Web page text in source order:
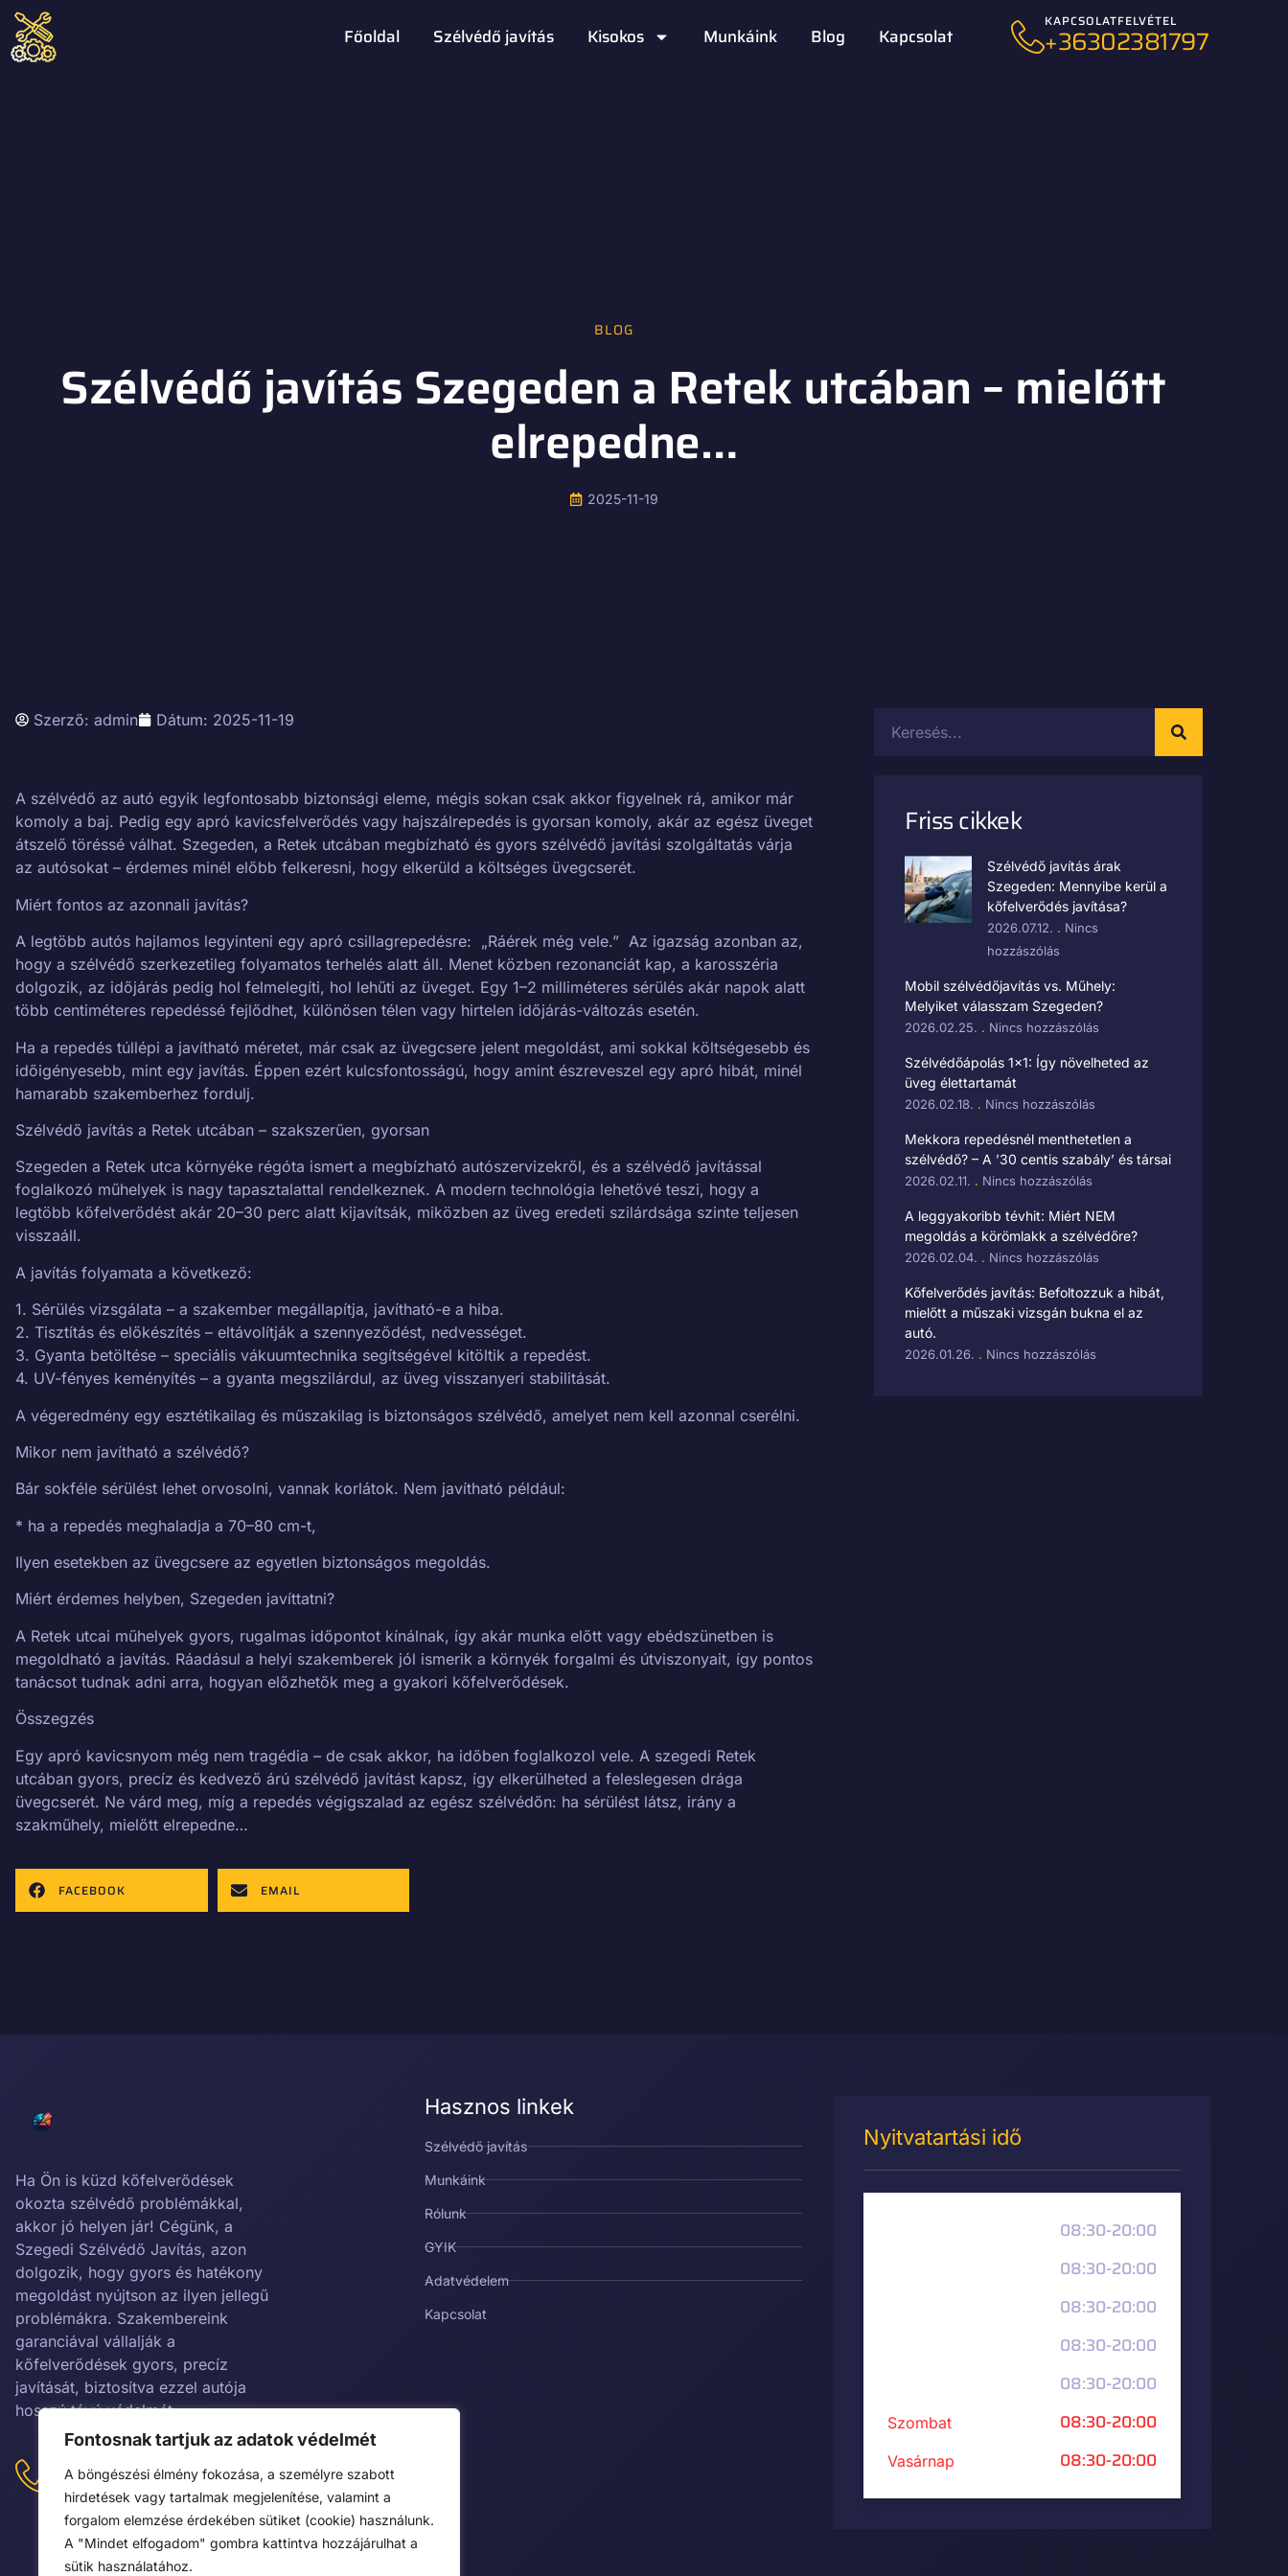
Fontosnak tartjuk az adatok védelmét
A böngészési élmény fokozása, a személyre szabott
hirdetések vagy tartalmak megjelenítése, valamint a
forgalom elemzése érdekében sütiket (cookie) használunk.
A "Mindet elfogadom" gombra kattintva hozzájárulhat a
sütik használatához.
Főoldal Szélvédő javítás Kisokos Munkáink Blog Kapcsolat
KAPCSOLATFELVÉTEL
+36302381797
BLOG
Szélvédő javítás Szegeden a Retek utcában – mielőtt
elrepedne…
2025-11-19
Szerző: admin Dátum: 2025-11-19
A szélvédő az autó egyik legfontosabb biztonsági eleme, mégis sokan csak akkor figyelnek rá, amikor már
komoly a baj. Pedig egy apró kavicsfelverődés vagy hajszálrepedés is gyorsan komoly, akár az egész üveget
átszelő töréssé válhat. Szegeden, a Retek utcában megbízható és gyors szélvédő javítási szolgáltatás várja
az autósokat – érdemes minél előbb felkeresni, hogy elkerüld a költséges üvegcserét.
Miért fontos az azonnali javítás?
A legtöbb autós hajlamos legyinteni egy apró csillagrepedésre: „Ráérek még vele.” Az igazság azonban az,
hogy a szélvédő szerkezetileg folyamatos terhelés alatt áll. Menet közben rezonanciát kap, a karosszéria
dolgozik, az időjárás pedig hol felmelegíti, hol lehűti az üveget. Egy 1–2 milliméteres sérülés akár napok alatt
több centiméteres repedéssé fejlődhet, különösen télen vagy hirtelen időjárás-változás esetén.
Ha a repedés túllépi a javítható méretet, már csak az üvegcsere jelent megoldást, ami sokkal költségesebb és
időigényesebb, mint egy javítás. Éppen ezért kulcsfontosságú, hogy amint észreveszel egy apró hibát, minél
hamarabb szakemberhez fordulj.
Szélvédő javítás a Retek utcában – szakszerűen, gyorsan
Szegeden a Retek utca környéke régóta ismert a megbízható autószervizekről, és a szélvédő javítással
foglalkozó műhelyek is nagy tapasztalattal rendelkeznek. A modern technológia lehetővé teszi, hogy a
legtöbb kőfelverődést akár 20–30 perc alatt kijavítsák, miközben az üveg eredeti szilárdsága szinte teljesen
visszaáll.
A javítás folyamata a következő:
1. Sérülés vizsgálata – a szakember megállapítja, javítható-e a hiba.
2. Tisztítás és előkészítés – eltávolítják a szennyeződést, nedvességet.
3. Gyanta betöltése – speciális vákuumtechnika segítségével kitöltik a repedést.
4. UV-fényes keményítés – a gyanta megszilárdul, az üveg visszanyeri stabilitását.
A végeredmény egy esztétikailag és műszakilag is biztonságos szélvédő, amelyet nem kell azonnal cserélni.
Mikor nem javítható a szélvédő?
Bár sokféle sérülést lehet orvosolni, vannak korlátok. Nem javítható például:
* ha a repedés meghaladja a 70–80 cm-t,
Ilyen esetekben az üvegcsere az egyetlen biztonságos megoldás.
Miért érdemes helyben, Szegeden javíttatni?
A Retek utcai műhelyek gyors, rugalmas időpontot kínálnak, így akár munka előtt vagy ebédszünetben is
megoldható a javítás. Ráadásul a helyi szakemberek jól ismerik a környék forgalmi és útviszonyait, így pontos
tanácsot tudnak adni arra, hogyan előzhetők meg a gyakori kőfelverődések.
Összegzés
Egy apró kavicsnyom még nem tragédia – de csak akkor, ha időben foglalkozol vele. A szegedi Retek
utcában gyors, precíz és kedvező árú szélvédő javítást kapsz, így elkerülheted a feleslegesen drága
üvegcserét. Ne várd meg, míg a repedés végigszalad az egész szélvédőn: ha sérülést látsz, irány a
szakműhely, mielőtt elrepedne…
FACEBOOK EMAIL
Friss cikkek
Szélvédő javítás árak
Szegeden: Mennyibe kerül a
kőfelverődés javítása?
2026.07.12.
Nincs
hozzászólás
Mobil szélvédőjavítás vs. Műhely:
Melyiket válasszam Szegeden?
2026.02.25. Nincs hozzászólás
Szélvédőápolás 1×1: Így növelheted az
üveg élettartamát
2026.02.18. Nincs hozzászólás
Mekkora repedésnél menthetetlen a
szélvédő? – A ’30 centis szabály’ és társai
2026.02.11. Nincs hozzászólás
A leggyakoribb tévhit: Miért NEM
megoldás a körömlakk a szélvédőre?
2026.02.04. Nincs hozzászólás
Kőfelverődés javítás: Befoltozzuk a hibát,
mielőtt a műszaki vizsgán bukna el az
autó.
2026.01.26. Nincs hozzászólás
Ha Ön is küzd kőfelverődések
okozta szélvédő problémákkal,
akkor jó helyen jár! Cégünk, a
Szegedi Szélvédő Javítás, azon
dolgozik, hogy gyors és hatékony
megoldást nyújtson az ilyen jellegű
problémákra. Szakembereink
garanciával vállalják a
kőfelverődések gyors, precíz
javítását, biztosítva ezzel autója
hosszú távú védelmét.
+36302381797
Hasznos linkek
Szélvédő javítás
Munkáink
Rólunk
GYIK
Adatvédelem
Kapcsolat
Nyitvatartási idő
08:30-20:00
08:30-20:00
08:30-20:00
08:30-20:00
08:30-20:00
Szombat 08:30-20:00
Vasárnap 08:30-20:00